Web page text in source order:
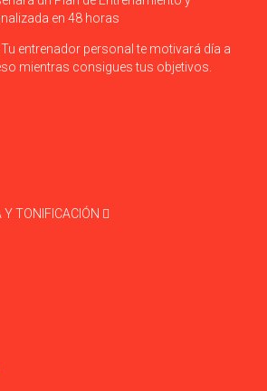
en 48 horas
entrenador personal te motivará día a
mientras consigues tus objetivos.
Y TONIFICACIÓN